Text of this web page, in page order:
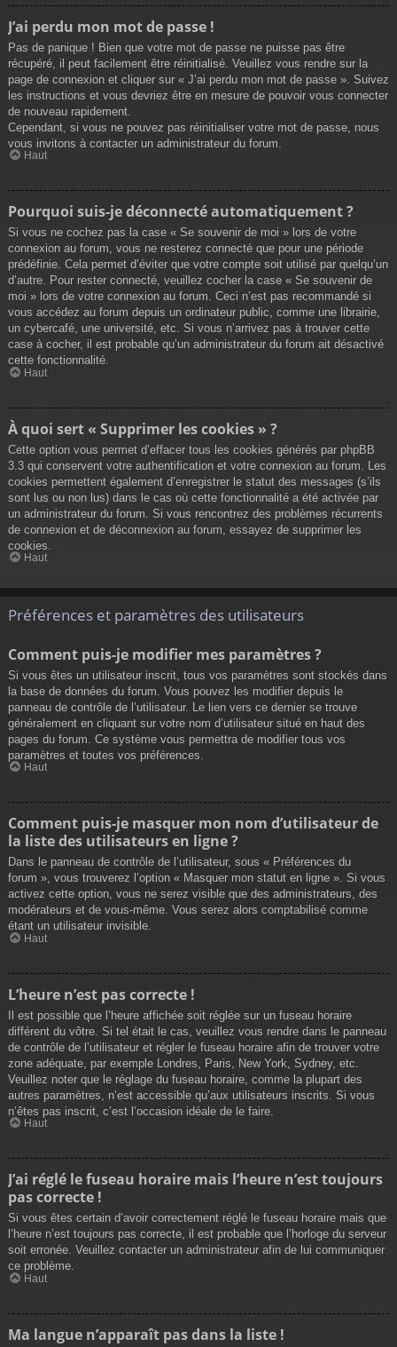
J’ai perdu mon mot de passe !
Pas de panique ! Bien que votre mot de passe ne puisse pas être
récupéré, il peut facilement être réinitialisé. Veuillez vous rendre sur la
page de connexion et cliquer sur « J’ai perdu mon mot de passe ». Suivez
les instructions et vous devriez être en mesure de pouvoir vous connecter
de nouveau rapidement.
Cependant, si vous ne pouvez pas réinitialiser votre mot de passe, nous
vous invitons à contacter un administrateur du forum.
Haut
Pourquoi suis-je déconnecté automatiquement ?
Si vous ne cochez pas la case « Se souvenir de moi » lors de votre
connexion au forum, vous ne resterez connecté que pour une période
prédéfinie. Cela permet d’éviter que votre compte soit utilisé par quelqu’un
d’autre. Pour rester connecté, veuillez cocher la case « Se souvenir de
moi » lors de votre connexion au forum. Ceci n’est pas recommandé si
vous accédez au forum depuis un ordinateur public, comme une librairie,
un cybercafé, une université, etc. Si vous n’arrivez pas à trouver cette
case à cocher, il est probable qu’un administrateur du forum ait désactivé
cette fonctionnalité.
Haut
À quoi sert « Supprimer les cookies » ?
Cette option vous permet d’effacer tous les cookies générés par phpBB
3.3 qui conservent votre authentification et votre connexion au forum. Les
cookies permettent également d’enregistrer le statut des messages (s’ils
sont lus ou non lus) dans le cas où cette fonctionnalité a été activée par
un administrateur du forum. Si vous rencontrez des problèmes récurrents
de connexion et de déconnexion au forum, essayez de supprimer les
cookies.
Haut
Préférences et paramètres des utilisateurs
Comment puis-je modifier mes paramètres ?
Si vous êtes un utilisateur inscrit, tous vos paramètres sont stockés dans
la base de données du forum. Vous pouvez les modifier depuis le
panneau de contrôle de l’utilisateur. Le lien vers ce dernier se trouve
généralement en cliquant sur votre nom d’utilisateur situé en haut des
pages du forum. Ce système vous permettra de modifier tous vos
paramètres et toutes vos préférences.
Haut
Comment puis-je masquer mon nom d’utilisateur de
la liste des utilisateurs en ligne ?
Dans le panneau de contrôle de l’utilisateur, sous « Préférences du
forum », vous trouverez l’option « Masquer mon statut en ligne ». Si vous
activez cette option, vous ne serez visible que des administrateurs, des
modérateurs et de vous-même. Vous serez alors comptabilisé comme
étant un utilisateur invisible.
Haut
L’heure n’est pas correcte !
Il est possible que l’heure affichée soit réglée sur un fuseau horaire
différent du vôtre. Si tel était le cas, veuillez vous rendre dans le panneau
de contrôle de l’utilisateur et régler le fuseau horaire afin de trouver votre
zone adéquate, par exemple Londres, Paris, New York, Sydney, etc.
Veuillez noter que le réglage du fuseau horaire, comme la plupart des
autres paramètres, n’est accessible qu’aux utilisateurs inscrits. Si vous
n’êtes pas inscrit, c’est l’occasion idéale de le faire.
Haut
J’ai réglé le fuseau horaire mais l’heure n’est toujours
pas correcte !
Si vous êtes certain d’avoir correctement réglé le fuseau horaire mais que
l’heure n’est toujours pas correcte, il est probable que l’horloge du serveur
soit erronée. Veuillez contacter un administrateur afin de lui communiquer
ce problème.
Haut
Ma langue n’apparaît pas dans la liste !